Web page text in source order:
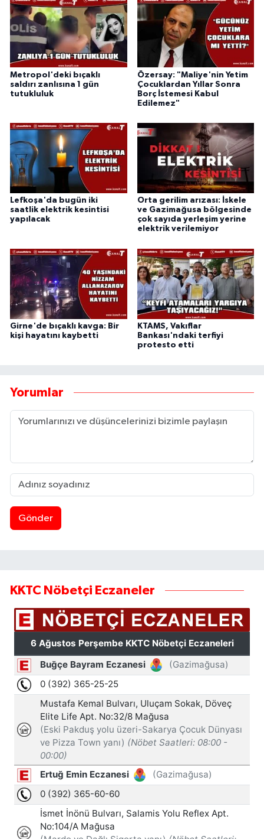
Metropol'deki bıçaklı
saldırı zanlısına 1 gün
tutukluluk
Özersay: "Maliye'nin Yetim
Çocuklardan Yıllar Sonra
Borç İstemesi Kabul
Edilemez"
Lefkoşa'da bugün iki
saatlik elektrik kesintisi
yapılacak
Orta gerilim arızası: İskele
ve Gazimağusa bölgesinde
çok sayıda yerleşim yerine
elektrik verilemiyor
Girne'de bıçaklı kavga: Bir
kişi hayatını kaybetti
KTAMS, Vakıflar
Bankası'ndaki terfiyi
protesto etti
Yorumlar
Gönder
KKTC Nöbetçi Eczaneler